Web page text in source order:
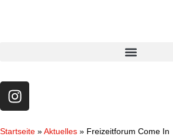
Startseite » Aktuelles » Freizeitforum Come In